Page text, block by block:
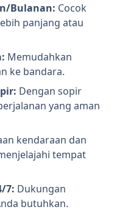
Bulanan: Cocok
panjang atau
Memudahkan
ke bandara.
Dengan sopir
yang aman
kendaraan dan
tempat
7: Dukungan
butuhkan.